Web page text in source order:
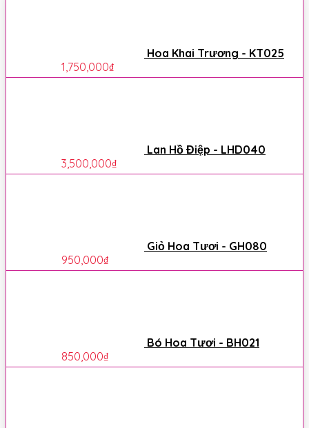
Hoa Khai Trương - KT025
1,750,000₫
Lan Hồ Điệp - LHD040
3,500,000₫
Giỏ Hoa Tươi - GH080
950,000₫
Bó Hoa Tươi - BH021
850,000₫